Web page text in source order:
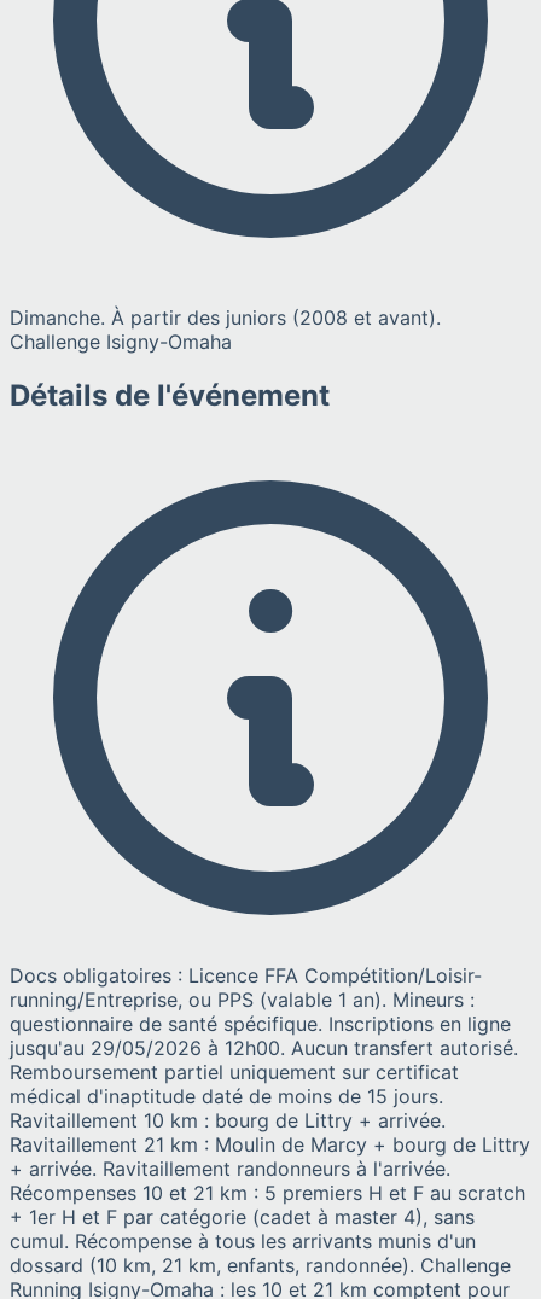
Dimanche. À partir des juniors (2008 et avant).
Challenge Isigny-Omaha
Détails de l'événement
Docs obligatoires : Licence FFA Compétition/Loisir-
running/Entreprise, ou PPS (valable 1 an). Mineurs :
questionnaire de santé spécifique. Inscriptions en ligne
jusqu'au 29/05/2026 à 12h00. Aucun transfert autorisé.
Remboursement partiel uniquement sur certificat
médical d'inaptitude daté de moins de 15 jours.
Ravitaillement 10 km : bourg de Littry + arrivée.
Ravitaillement 21 km : Moulin de Marcy + bourg de Littry
+ arrivée. Ravitaillement randonneurs à l'arrivée.
Récompenses 10 et 21 km : 5 premiers H et F au scratch
+ 1er H et F par catégorie (cadet à master 4), sans
cumul. Récompense à tous les arrivants munis d'un
dossard (10 km, 21 km, enfants, randonnée). Challenge
Running Isigny-Omaha : les 10 et 21 km comptent pour